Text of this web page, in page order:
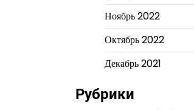
Ноябрь 2022
Октябрь 2022
Декабрь 2021
Рубрики